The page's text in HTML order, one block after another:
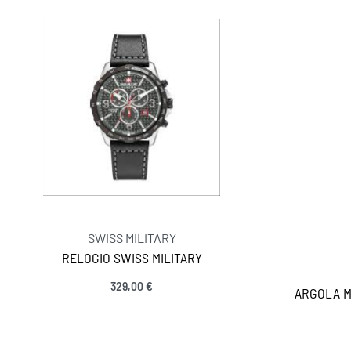
SWISS MILITARY
RELOGIO SWISS MILITARY
329,00€ ARGOLA